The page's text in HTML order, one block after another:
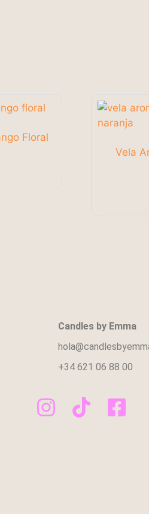
Floral
Vela
Candles by Emma
+34 621 06 88 00